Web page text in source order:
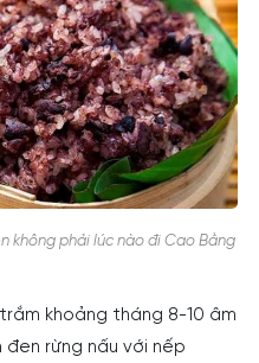
không phải lúc nào đi Cao Bằng
khoảng tháng 8-10 âm
rừng nấu với nếp